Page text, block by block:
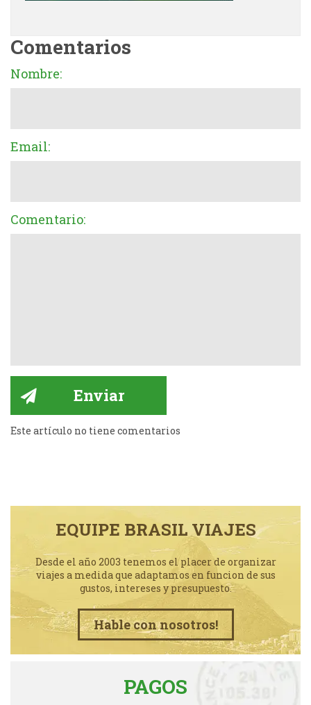
Comentarios
Nombre:
Email:
Comentario:
Este artículo no tiene comentarios
EQUIPE BRASIL VIAJES
Desde el año 2003 tenemos el placer de organizar
viajes a medida que adaptamos en funcion de sus
gustos, intereses y presupuesto.
Hable con nosotros!
PAGOS